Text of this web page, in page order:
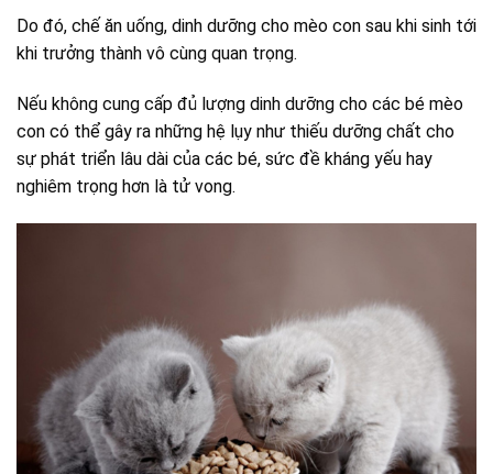
Do đó, chế ăn uống, dinh dưỡng cho mèo con sau khi sinh tới
khi trưởng thành vô cùng quan trọng.
Nếu không cung cấp đủ lượng dinh dưỡng cho các bé mèo
con có thể gây ra những hệ lụy như thiếu dưỡng chất cho
sự phát triển lâu dài của các bé, sức đề kháng yếu hay
nghiêm trọng hơn là tử vong.